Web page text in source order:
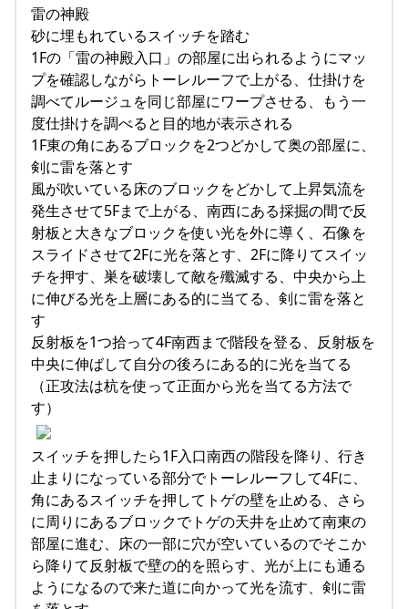
雷の神殿
砂に埋もれているスイッチを踏む
1Fの「雷の神殿入口」の部屋に出られるようにマッ
プを確認しながらトーレルーフで上がる、仕掛けを
調べてルージュを同じ部屋にワープさせる、もう一
度仕掛けを調べると目的地が表示される
1F東の角にあるブロックを2つどかして奥の部屋に、
剣に雷を落とす
風が吹いている床のブロックをどかして上昇気流を
発生させて5Fまで上がる、南西にある採掘の間で反
射板と大きなブロックを使い光を外に導く、石像を
スライドさせて2Fに光を落とす、2Fに降りてスイッ
チを押す、巣を破壊して敵を殲滅する、中央から上
に伸びる光を上層にある的に当てる、剣に雷を落と
す
反射板を1つ拾って4F南西まで階段を登る、反射板を
中央に伸ばして自分の後ろにある的に光を当てる
（正攻法は杭を使って正面から光を当てる方法で
す）
スイッチを押したら1F入口南西の階段を降り、行き
止まりになっている部分でトーレルーフして4Fに、
角にあるスイッチを押してトゲの壁を止める、さら
に周りにあるブロックでトゲの天井を止めて南東の
部屋に進む、床の一部に穴が空いているのでそこか
ら降りて反射板で壁の的を照らす、光が上にも通る
ようになるので来た道に向かって光を流す、剣に雷